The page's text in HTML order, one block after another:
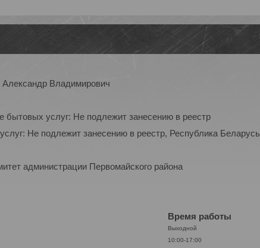
Владимирович
бытовых услуг: Не подлежит занесению в реестр
Не подлежит занесению в реестр, Республика Беларусь
администрации Первомайского района
Время работы
Выходной
10:00-17:00